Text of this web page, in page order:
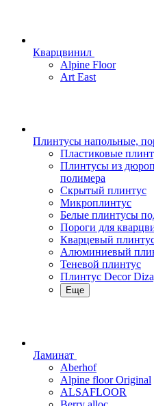
Кварцвинил
Alpine Floor
Art East
Плинтусы напольные,
Пластиковые
Плинтусы из
полимера
Скрытый плинтус
Микроплинтус
Белые плинтусы
Пороги для
Кварцевый
Алюминиевый
Теневой плинтус
Плинтус Decor
Еще
Ламинат
Aberhof
Alpine floor Original
ALSAFLOOR